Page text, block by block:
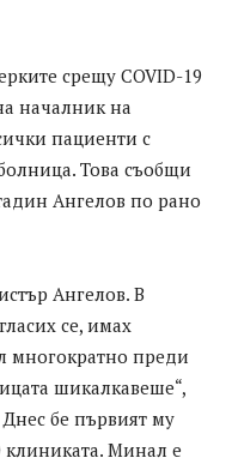
срещу COVID-19
началник на
пациенти с
Това съобщи
Ангелов по рано
Ангелов. В
се, имах
многократно преди
шикалкавеше“,
Днес бе първият му
клиниката. Минал е